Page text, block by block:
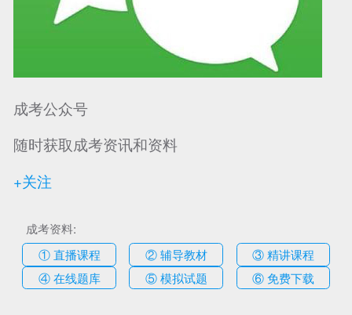
成考公众号
随时获取成考资讯和资料
+关注
成考资料:
① 直播课程
② 辅导教材
③ 精讲课程
④ 在线题库
⑤ 模拟试题 ⑥ 免费下载